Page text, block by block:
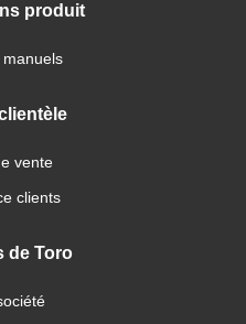
produit
manuels
vente
clients
de Toro